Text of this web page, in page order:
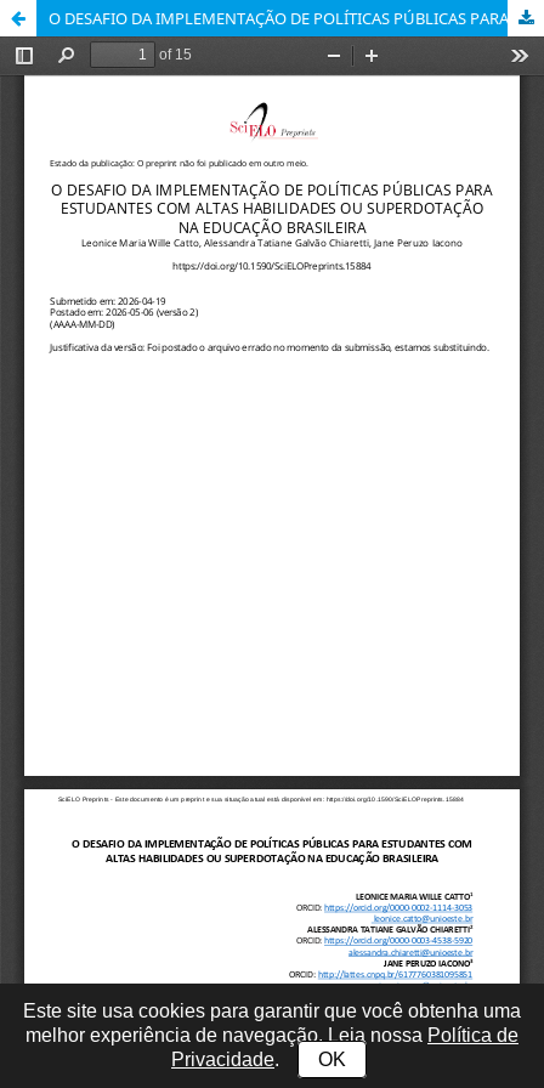
O DESAFIO DA IMPLEMENTAÇÃO DE POLÍTICAS PÚBLICAS PARA ESTUDANTES COM ALTAS HABILIDADES OU SUPERDOTAÇÃO NA EDUCAÇÃO BRASILEIRA
Este site usa cookies para garantir que você obtenha uma
melhor experiência de navegação. Leia nossa Política de
Privacidade. OK